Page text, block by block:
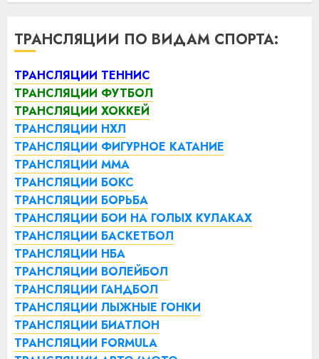
ТРАНСЛЯЦИИ ПО ВИДАМ СПОРТА:
ТРАНСЛЯЦИИ ТЕННИС
ТРАНСЛЯЦИИ ФУТБОЛ
ТРАНСЛЯЦИИ ХОККЕЙ
ТРАНСЛЯЦИИ НХЛ
ТРАНСЛЯЦИИ ФИГУРНОЕ КАТАНИЕ
ТРАНСЛЯЦИИ ММА
ТРАНСЛЯЦИИ БОКС
ТРАНСЛЯЦИИ БОРЬБА
ТРАНСЛЯЦИИ БОИ НА ГОЛЫХ КУЛАКАХ
ТРАНСЛЯЦИИ БАСКЕТБОЛ
ТРАНСЛЯЦИИ НБА
ТРАНСЛЯЦИИ ВОЛЕЙБОЛ
ТРАНСЛЯЦИИ ГАНДБОЛ
ТРАНСЛЯЦИИ ЛЫЖНЫЕ ГОНКИ
ТРАНСЛЯЦИИ БИАТЛОН
ТРАНСЛЯЦИИ FORMULA